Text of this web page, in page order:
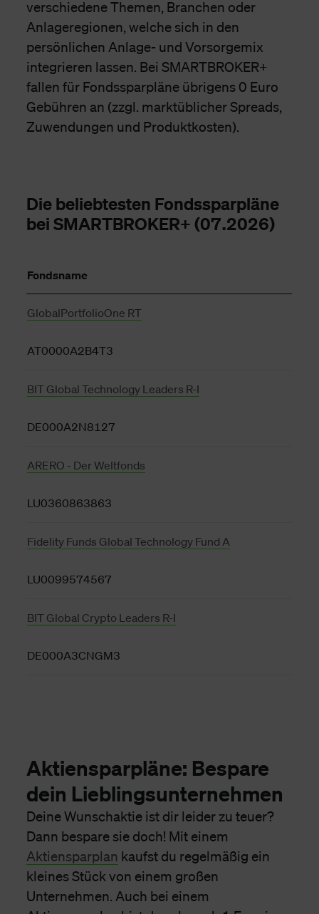
verschiedene Themen, Branchen oder
Anlageregionen, welche sich in den
persönlichen Anlage- und Vorsorgemix
integrieren lassen. Bei SMARTBROKER+
fallen für Fondssparpläne übrigens 0 Euro
Gebühren an (zzgl. marktüblicher Spreads,
Zuwendungen und Produktkosten).
Die beliebtesten Fondssparpläne
bei SMARTBROKER+ (07.2026)
Fondsname
GlobalPortfolioOne RT
AT0000A2B4T3
BIT Global Technology Leaders R-I
DE000A2N8127
ARERO - Der Weltfonds
LU0360863863
Fidelity Funds Global Technology Fund A
LU0099574567
BIT Global Crypto Leaders R-I
DE000A3CNGM3
Aktiensparpläne: Bespare
dein Lieblingsunternehmen
Deine Wunschaktie ist dir leider zu teuer?
Dann bespare sie doch! Mit einem
Aktiensparplan kaufst du regelmäßig ein
kleines Stück von einem großen
Unternehmen. Auch bei einem